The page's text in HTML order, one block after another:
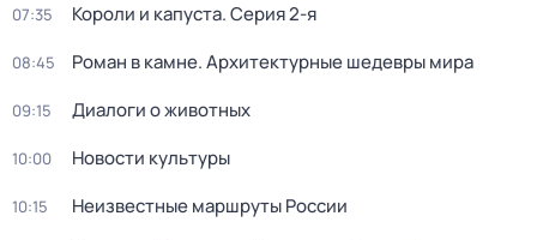
07:35 Короли и капуста. Серия 2-я
08:45 Роман в камне. Архитектурные шедевры мира
09:15 Диалоги о животных
10:00 Новости культуры
10:15 Неизвестные маршруты России